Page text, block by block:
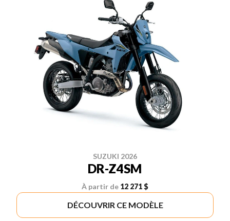
SUZUKI 2026
DR-Z4SM
À partir de 12 271 $
DÉCOUVRIR CE MODÈLE